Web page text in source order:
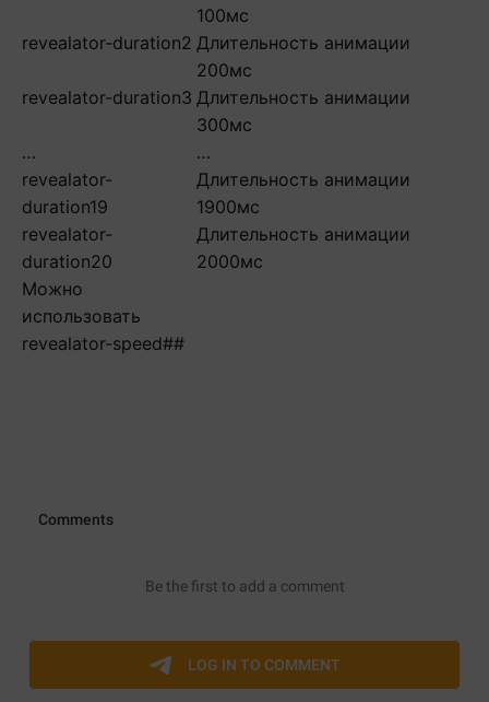
100мс
revealator-duration2 Длительность анимации
200мс
revealator-duration3 Длительность анимации
300мс
…
…
revealator-
duration19
Длительность анимации
1900мс
revealator-
duration20
Длительность анимации
2000мс
Можно
использовать
revealator-speed##